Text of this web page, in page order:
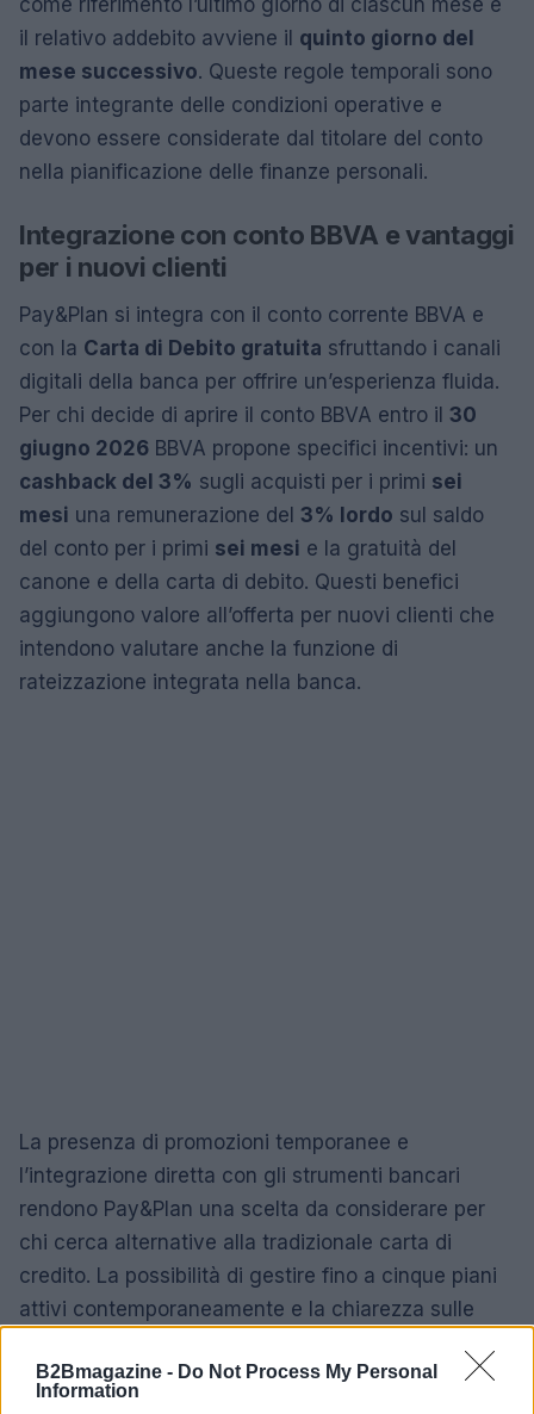
B2Bmagazine - Do Not Process My Personal
Information
come riferimento l’ultimo giorno di ciascun mese e
il relativo addebito avviene il quinto giorno del
mese successivo. Queste regole temporali sono
parte integrante delle condizioni operative e
devono essere considerate dal titolare del conto
nella pianificazione delle finanze personali.
Integrazione con conto BBVA e vantaggi
per i nuovi clienti
Pay&Plan si integra con il conto corrente BBVA e
con la Carta di Debito gratuita sfruttando i canali
digitali della banca per offrire un’esperienza fluida.
Per chi decide di aprire il conto BBVA entro il 30
giugno 2026 BBVA propone specifici incentivi: un
cashback del 3% sugli acquisti per i primi sei
mesi una remunerazione del 3% lordo sul saldo
del conto per i primi sei mesi e la gratuità del
canone e della carta di debito. Questi benefici
aggiungono valore all’offerta per nuovi clienti che
intendono valutare anche la funzione di
rateizzazione integrata nella banca.
La presenza di promozioni temporanee e
l’integrazione diretta con gli strumenti bancari
rendono Pay&Plan una scelta da considerare per
chi cerca alternative alla tradizionale carta di
credito. La possibilità di gestire fino a cinque piani
attivi contemporaneamente e la chiarezza sulle
la pianificazione delle spese.